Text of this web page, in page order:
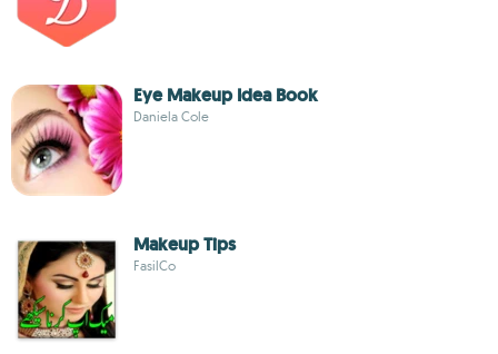
Eye Makeup Idea Book
Daniela Cole
Makeup Tips
FasilCo